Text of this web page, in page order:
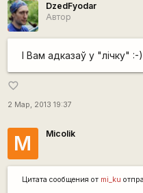
DzedFyodar
Автор
І Вам адказаў у "лічку" :-)
favorite_border
2 Мар, 2013 19:37
M Micolik
Цитата сообщения от mi_ku